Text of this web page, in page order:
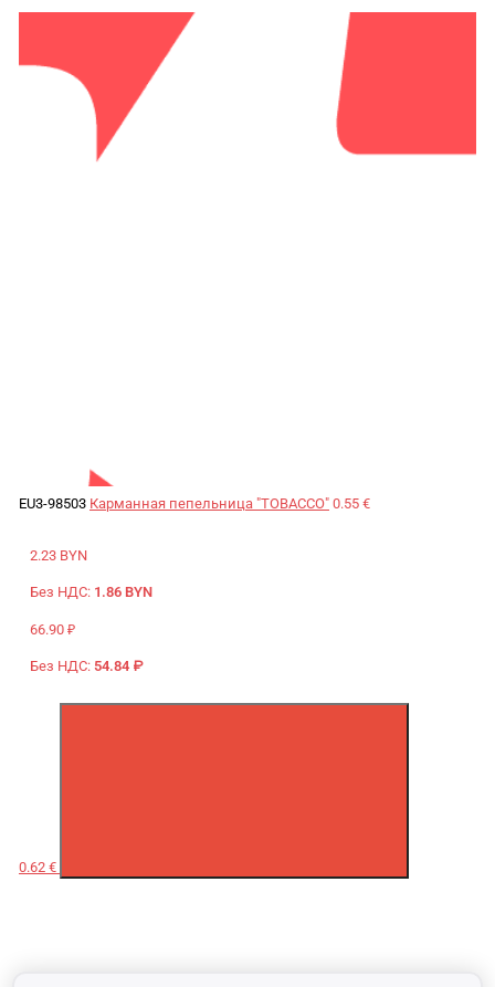
EU3-98503 Карманная пепельница "TOBACCO" 0.55 €
2.23 BYN
Без НДС: 1.86 BYN
66.90 ₽
Без НДС: 54.84 ₽
0.62 €